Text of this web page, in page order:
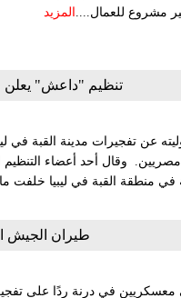
مشروع للعمال....
المزيد
تنظيم "داعش" يعلن
عن تفجيرات مدينة القبة في
وقال أحد أعضاء
في ليبيا خلفت ما بين 85 قتيل وجريح،
طيران الجيش